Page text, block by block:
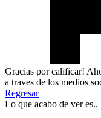
Gracias por calificar!
a traves de los medios
Regresar
Lo que acabo de ver es..